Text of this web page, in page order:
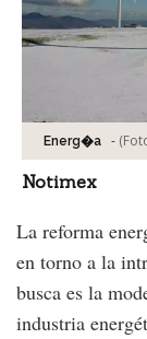
Energ�a -
Notimex
La reforma
en torno a la
busca es la
industria